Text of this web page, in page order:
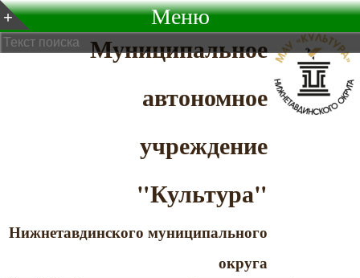
Муниципальное
автономное
учреждение
"Культура"
Нижнетавдинского муниципального
округа
Меню